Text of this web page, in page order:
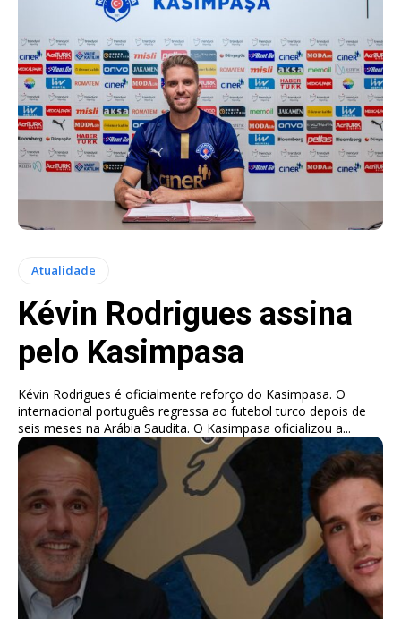
Atualidade
Kévin Rodrigues assina
pelo Kasimpasa
Kévin Rodrigues é oficialmente reforço do Kasimpasa. O
internacional português regressa ao futebol turco depois de
seis meses na Arábia Saudita. O Kasimpasa oficializou a...